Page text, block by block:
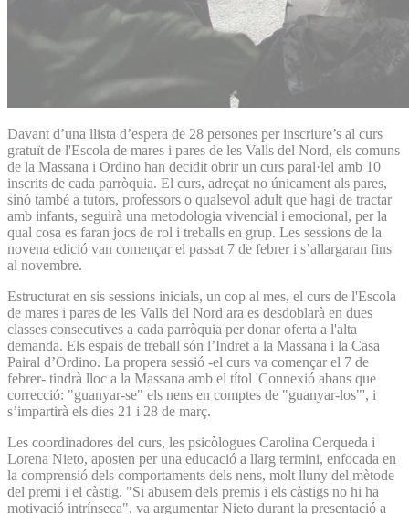
Davant d’una llista d’espera de 28 persones per inscriure’s al curs
gratuït de l'Escola de mares i pares de les Valls del Nord, els comuns
de la Massana i Ordino han decidit obrir un curs paral·lel amb 10
inscrits de cada parròquia. El curs, adreçat no únicament als pares,
sinó també a tutors, professors o qualsevol adult que hagi de tractar
amb infants, seguirà una metodologia vivencial i emocional, per la
qual cosa es faran jocs de rol i treballs en grup. Les sessions de la
novena edició van començar el passat 7 de febrer i s’allargaran fins
al novembre.
Estructurat en sis sessions inicials, un cop al mes, el curs de l'Escola
de mares i pares de les Valls del Nord ara es desdoblarà en dues
classes consecutives a cada parròquia per donar oferta a l'alta
demanda. Els espais de treball són l’Indret a la Massana i la Casa
Pairal d’Ordino. La propera sessió -el curs va començar el 7 de
febrer- tindrà lloc a la Massana amb el títol 'Connexió abans que
correcció: "guanyar-se" els nens en comptes de "guanyar-los"', i
s’impartirà els dies 21 i 28 de març.
Les coordinadores del curs, les psicòlogues Carolina Cerqueda i
Lorena Nieto, aposten per una educació a llarg termini, enfocada en
la comprensió dels comportaments dels nens, molt lluny del mètode
del premi i el càstig. "Si abusem dels premis i els càstigs no hi ha
motivació intrínseca", va argumentar Nieto durant la presentació a